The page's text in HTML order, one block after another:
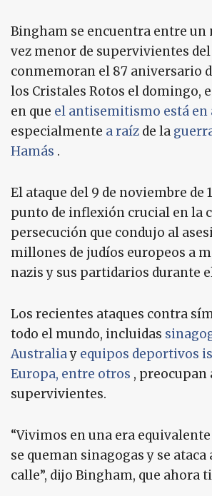
Bingham se encuentra entre un
vez menor de supervivientes
conmemoran el 87 aniversario
los Cristales Rotos el domingo,
en que el antisemitismo está en
especialmente a raíz de la
Hamás .
El ataque del 9 de noviembre de
punto de inflexión crucial en la
persecución que condujo al
millones de judíos europeos a
nazis y sus partidarios durante
Los recientes ataques contra
todo el mundo, incluidas
Australiay equipos deportivos
Europa, entre otros , preocupan
supervivientes.
“Vivimos en una era equivalente
se queman sinagogas y se ataca
calle”, dijo Bingham, que ahora